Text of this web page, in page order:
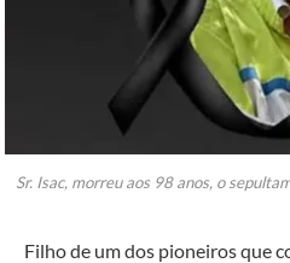
Sr. Isac, morreu aos 98 anos, o
Filho de um dos pioneiros que